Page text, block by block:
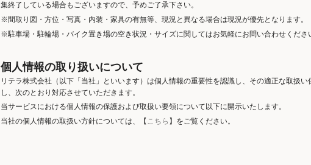
集終了している場合もございますので、予めご了承下さい。
※間取り図・方位・写真・内装・家具の有無等、現況と異なる場合は現況が優先となります。
※駐車場・駐輪場・バイク置き場の空き状況・サイズに関してはお気軽にお問い合わせくださ
個人情報の取り扱いについて
リテラ株式会社（以下「当社」といいます）は個人情報の重要性を認識し、その適正な取扱い
し、次のとおり対応させていただきます。
当サービスにおける個人情報の保護および取扱い要領について以下に開示いたします。
当社の個人情報の取扱い方針については、【 こちら 】をご覧ください。